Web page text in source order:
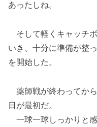
あったしね。
そして軽くキャッチ
いき、十分に準備が整
を開始した。
薬師戦が終わってか
日が最初だ。
一球一球しっかりと